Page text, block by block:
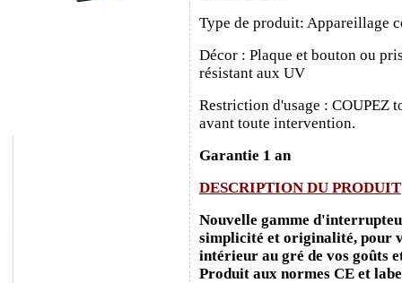
Type de produit: Appareillage
Décor : Plaque et bouton ou
résistant aux UV
Restriction d'usage : COUPEZ
avant toute intervention.
Garantie 1 an
DESCRIPTION DU PRODUIT
Nouvelle gamme
simplicité et originalité, pour
intérieur au gré de vos goûts
Produit aux normes CE et